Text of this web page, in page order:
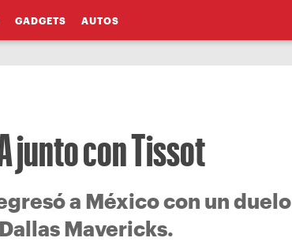
GADGETS AUTOS
junto con Tissot
a México con un duelo
Mavericks.